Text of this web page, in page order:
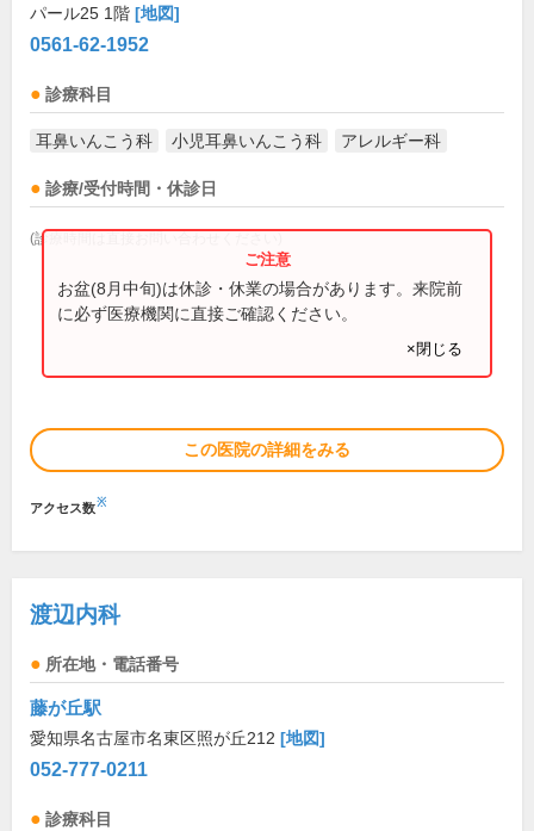
パール25 1階 [地図]
0561-62-1952
診療科目
耳鼻いんこう科 小児耳鼻いんこう科 アレルギー科
診療/受付時間・休診日
(診療時間は直接お問い合わせください)
お盆(8月中旬)は休診・休業の場合があります。来院前
に必ず医療機関に直接ご確認ください。
×閉じる
この医院の詳細をみる
アクセス数※
渡辺内科
所在地・電話番号
藤が丘駅
愛知県名古屋市名東区照が丘212 [地図]
052-777-0211
診療科目